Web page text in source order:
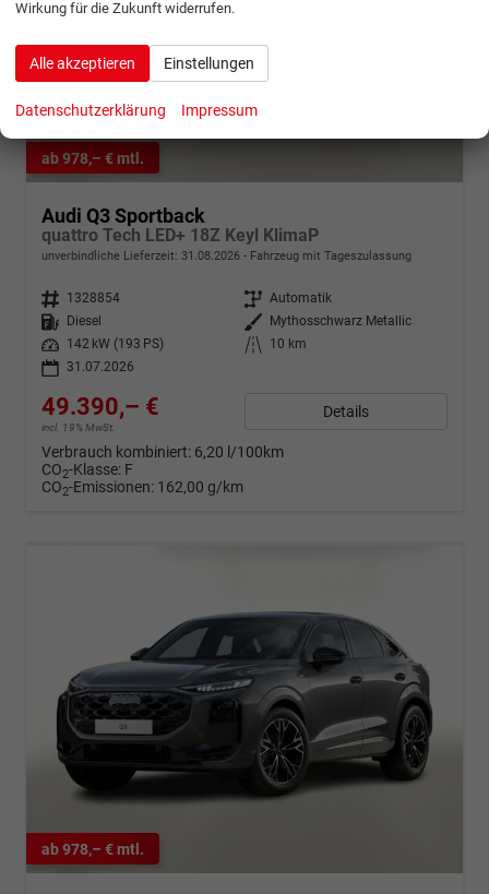
ab 978,– € mtl.
Audi Q3 Sportback
quattro Tech LED+ 18Z Keyl KlimaP
unverbindliche Lieferzeit: 31.08.2026 Fahrzeug mit Tageszulassung
Fahrzeugnr. 1328854 Getriebe Automatik
Kraftstoff
Diesel Außenfarbe
Mythosschwarz Metallic
Leistung
142 kW (193 PS) Kilometerstand
10 km
31.07.2026
49.390,– €
incl. 19% MwSt.
Details
Verbrauch kombiniert: 6,20 l/100km
CO2-Klasse: F
CO2-Emissionen: 162,00 g/km
ab 978,– € mtl.
Wirkung für die Zukunft widerrufen.
Alle akzeptieren Einstellungen
Datenschutzerklärung Impressum